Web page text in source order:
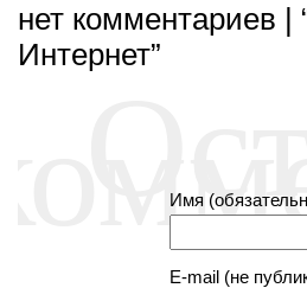
нет комментариев |
Интернет”
Имя
E-mail (не